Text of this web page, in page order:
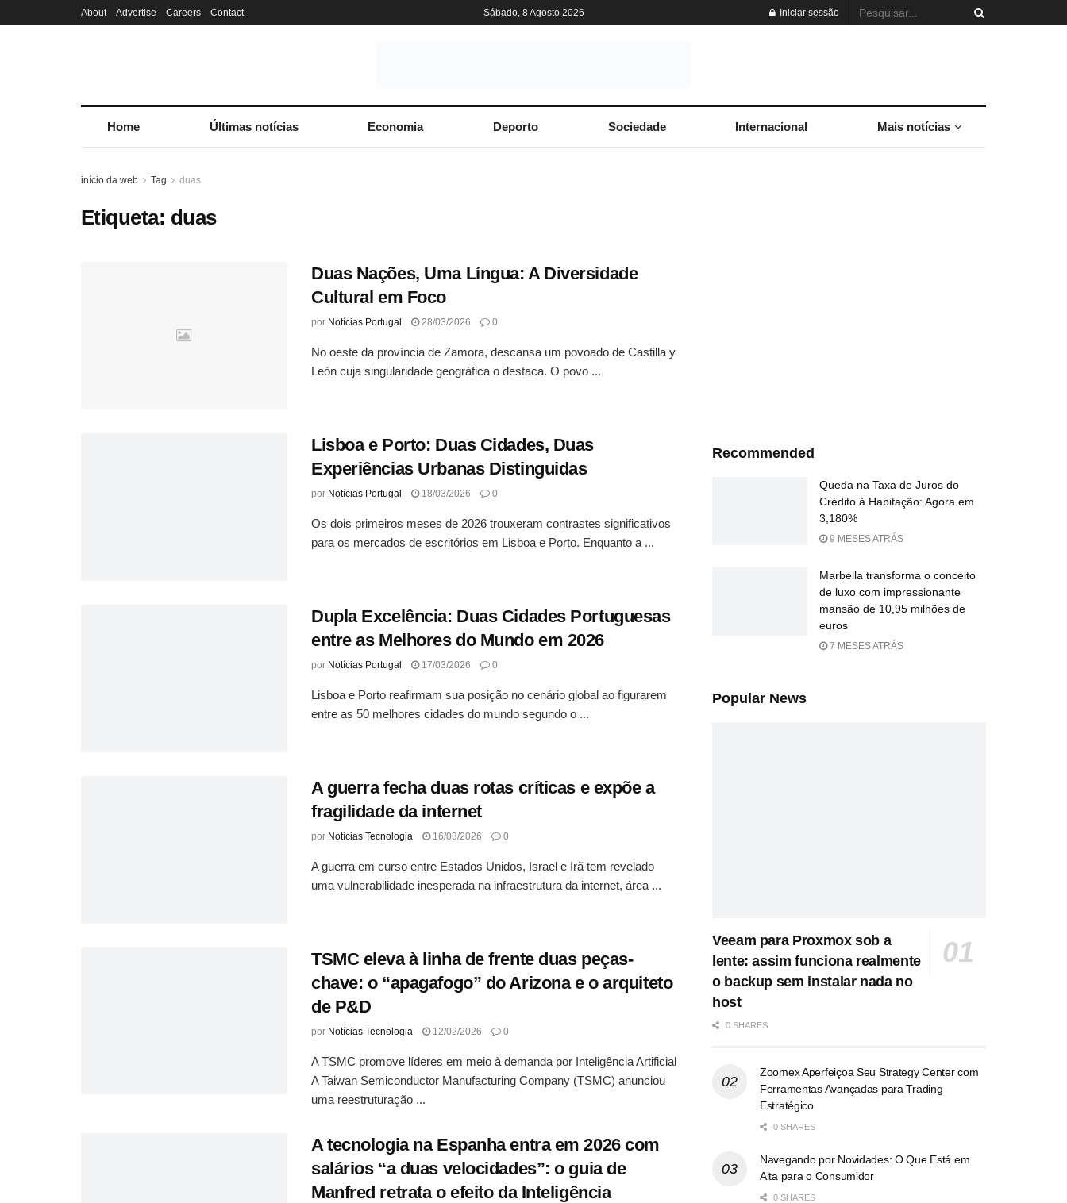
About Advertise Careers Contact Sábado, 8 Agosto 2026 Iniciar sessão
Home Últimas notícias Economia Deporto Sociedade Internacional Mais notícias
início da web Tag duas
Etiqueta: duas
Duas Nações, Uma Língua: A Diversidade
Cultural em Foco
por Notícias Portugal 28/03/2026 0
No oeste da província de Zamora, descansa um povoado de Castilla y
León cuja singularidade geográfica o destaca. O povo ...
Lisboa e Porto: Duas Cidades, Duas
Experiências Urbanas Distinguidas
por Notícias Portugal 18/03/2026 0
Os dois primeiros meses de 2026 trouxeram contrastes significativos
para os mercados de escritórios em Lisboa e Porto. Enquanto a ...
Dupla Excelência: Duas Cidades Portuguesas
entre as Melhores do Mundo em 2026
por Notícias Portugal 17/03/2026 0
Lisboa e Porto reafirmam sua posição no cenário global ao figurarem
entre as 50 melhores cidades do mundo segundo o ...
A guerra fecha duas rotas críticas e expõe a
fragilidade da internet
por Notícias Tecnologia 16/03/2026 0
A guerra em curso entre Estados Unidos, Israel e Irã tem revelado
uma vulnerabilidade inesperada na infraestrutura da internet, área ...
TSMC eleva à linha de frente duas peças-
chave: o “apagafogo” do Arizona e o arquiteto
de P&D
por Notícias Tecnologia 12/02/2026 0
A TSMC promove líderes em meio à demanda por Inteligência Artificial
A Taiwan Semiconductor Manufacturing Company (TSMC) anunciou
uma reestruturação ...
A tecnologia na Espanha entra em 2026 com
salários “a duas velocidades”: o guia de
Manfred retrata o efeito da Inteligência
Recommended
Queda na Taxa de Juros do
Crédito à Habitação: Agora em
3,180%
9 MESES ATRÁS
Marbella transforma o conceito
de luxo com impressionante
mansão de 10,95 milhões de
euros
7 MESES ATRÁS
Popular News
Veeam para Proxmox sob a
lente: assim funciona realmente
o backup sem instalar nada no
host
0 SHARES
Zoomex Aperfeiçoa Seu Strategy Center com
Ferramentas Avançadas para Trading
Estratégico
0 SHARES
Navegando por Novidades: O Que Está em
Alta para o Consumidor
0 SHARES